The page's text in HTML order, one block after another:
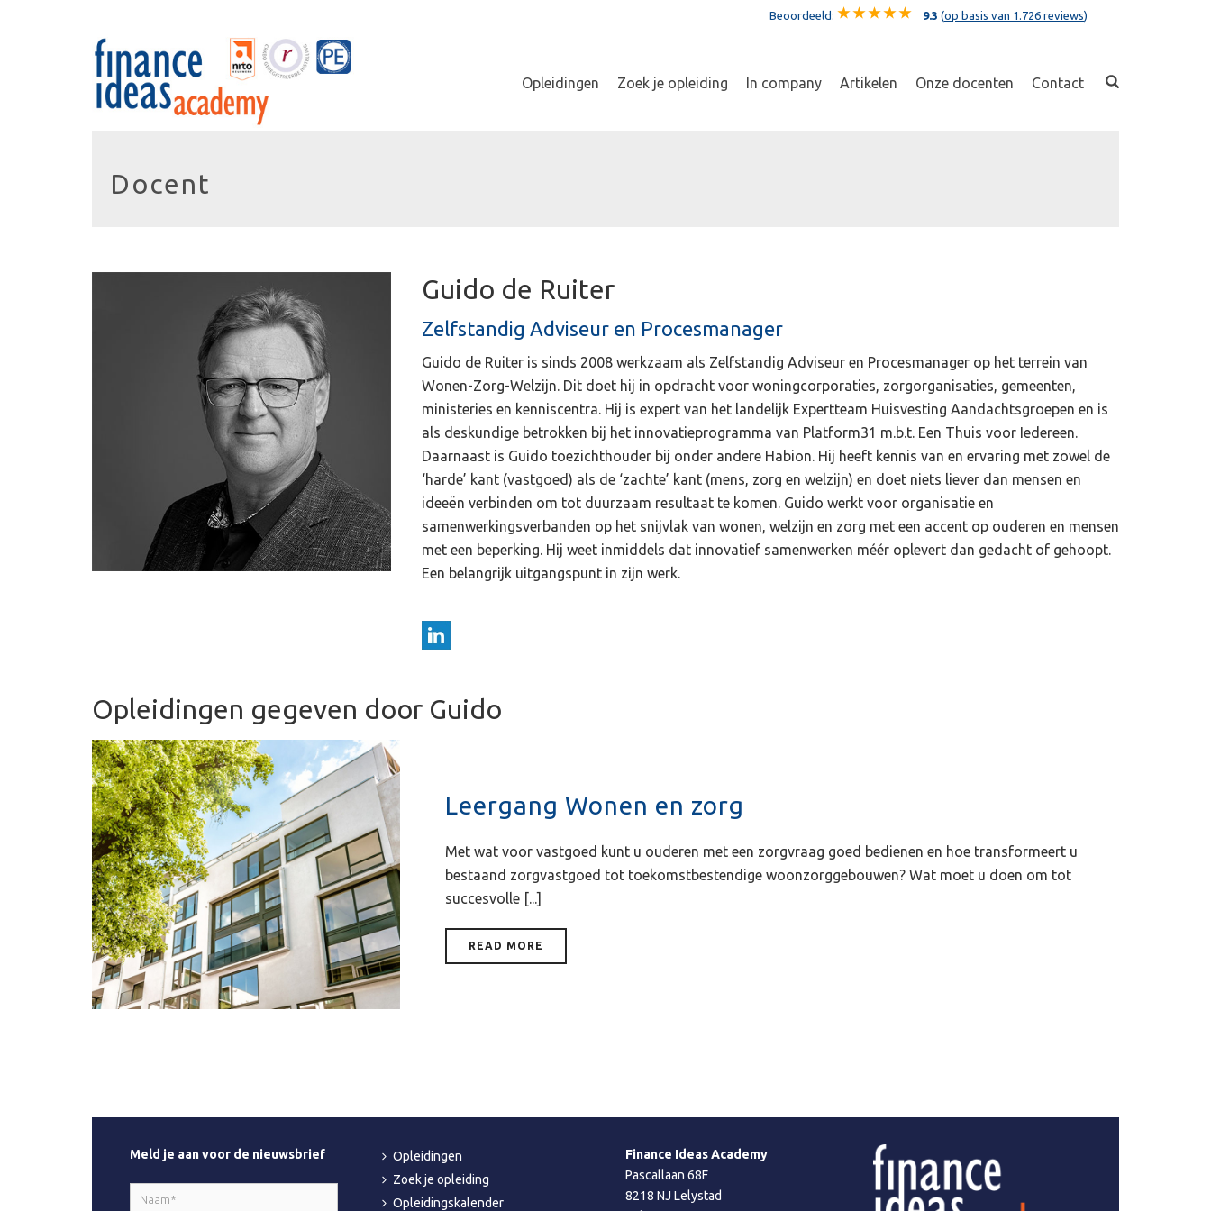
Beoordeeld: 9.3 (op basis van 1.726 reviews)
Opleidingen Zoek je opleiding In company Artikelen Onze docenten Contact
Docent
Guido de Ruiter
Zelfstandig Adviseur en Procesmanager
Guido de Ruiter is sinds 2008 werkzaam als Zelfstandig Adviseur en Procesmanager op het terrein van
Wonen-Zorg-Welzijn. Dit doet hij in opdracht voor woningcorporaties, zorgorganisaties, gemeenten,
ministeries en kenniscentra. Hij is expert van het landelijk Expertteam Huisvesting Aandachtsgroepen en is
als deskundige betrokken bij het innovatieprogramma van Platform31 m.b.t. Een Thuis voor Iedereen.
Daarnaast is Guido toezichthouder bij onder andere Habion. Hij heeft kennis van en ervaring met zowel de
‘harde’ kant (vastgoed) als de ‘zachte’ kant (mens, zorg en welzijn) en doet niets liever dan mensen en
ideeën verbinden om tot duurzaam resultaat te komen. Guido werkt voor organisatie en
samenwerkingsverbanden op het snijvlak van wonen, welzijn en zorg met een accent op ouderen en mensen
met een beperking. Hij weet inmiddels dat innovatief samenwerken méér oplevert dan gedacht of gehoopt.
Een belangrijk uitgangspunt in zijn werk.
Opleidingen gegeven door Guido
Leergang Wonen en zorg
Met wat voor vastgoed kunt u ouderen met een zorgvraag goed bedienen en hoe transformeert u
bestaand zorgvastgoed tot toekomstbestendige woonzorggebouwen? Wat moet u doen om tot
succesvolle [...]
READ MORE
Meld je aan voor de nieuwsbrief
Naam
Opleidingen
Zoek je opleiding
Opleidingskalender
Finance Ideas Academy
Pascallaan 68F
8218 NJ Lelystad